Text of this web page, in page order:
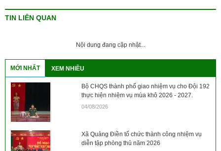
TIN LIÊN QUAN
Nội dung đang cập nhật...
MỚI NHẤT XEM NHIỀU
Bộ CHQS thành phố giao nhiệm vụ cho Đội 192
thực hiện nhiệm vụ mùa khô 2026 - 2027.
04/08/2026
Xã Quảng Điền tổ chức thành công nhiệm vụ
diễn tập phòng thủ năm 2026